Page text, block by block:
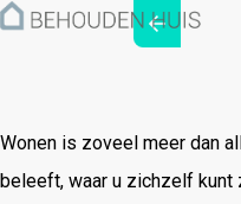
Hoe werkt het?
Wonen is zoveel meer dan
beleeft, waar u zichzelf kunt